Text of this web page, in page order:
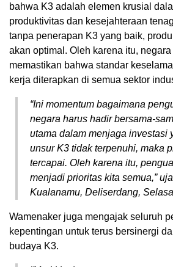
bahwa K3 adalah elemen krusial
produktivitas dan kesejahteraan
tanpa penerapan K3 yang baik,
akan optimal. Oleh karena itu,
memastikan bahwa standar
kerja diterapkan di semua sektor
“Ini momentum bagaimana
negara harus hadir bersama-
utama dalam menjaga investasi
unsur K3 tidak terpenuhi, maka
tercapai. Oleh karena itu,
menjadi prioritas kita semua,”
Kualanamu, Deliserdang,
Wamenaker juga mengajak seluruh
kepentingan untuk terus bersinergi
budaya K3.